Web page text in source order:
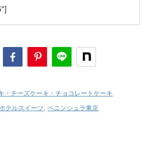
・チーズケーキ・チョコレートケーキ
テルスイーツ, ペニンシュラ東京